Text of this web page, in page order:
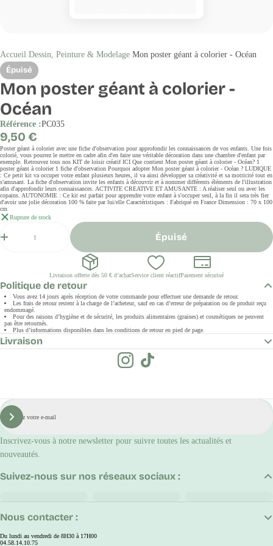
Accueil Dessin, Peinture & Modelage Mon poster géant à colorier - Océan
Épuisé
Mon poster géant à colorier -
Océan
Référence :PC035
Prix
régulier
9,50 €
Poster géant à colorier avec une fiche d'observation pour approfondir les connaissances de vos enfants. Une fois
colorié, vous pourrez le mettre en cadre afin d'en faire une véritable décoration dans une chambre d'enfant par
exemple. Retrouvez tous nos KIT de loisir créatif ICI Que contient Mon poster géant à colorier - Océan? 1
poster géant à colorier 1 fiche d'observation Pourquoi adopter Mon poster géant à colorier - Océan ? LUDIQUE
: Ce petit kit va occuper votre enfant plusieurs heures, il va ainsi développer sa créativité et sa motricité tout en
s'amusant. La fiche d'observation invite les enfants à découvrir et à nommer différents éléments de l'illustration
afin d'approfondir leurs connaissances. ACTIVITE CREATIVE ET AMUSANTE : A réaliser seul ou avec les
copains. AUTONOMIE : Ce kit est parfait pour apprendre votre enfant à s'occuper seul, à la fin il sera très fier
d'avoir une jolie décoration 100 % faite par lui/elle Caractéristiques : Fabriqué en France Dimension : 70 x 100
cm
Rupture de stock
Épuisé
Livraison offerte dès 50 € d’achatService client réactifPaiement sécurisé
Politique de retour
Vous avez 14 jours après réception de votre commande pour effectuer une demande de retour.
Les frais de retour restent à la charge de l’acheteur, sauf en cas d’erreur de préparation ou de produit reçu
endommagé.
Pour des raisons d’hygiène et de sécurité, les produits alimentaires (graines) et cosmétiques ne peuvent
pas être retournés.
Plus d’informations disponibles dans les conditions de retour en pied de page.
Livraison
E-
mail
S'inscrire
Inscrivez-vous à notre newsletter pour suivre toutes les actualités et
nouveautés.
Nous contacter :
Du lundi au vendredi de 8H30 à 17H00
04.58.14.10.75
Suivez-nous sur nos réseaux sociaux :